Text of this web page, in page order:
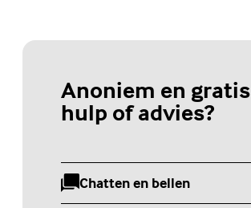
Anoniem en gratis
hulp of advies?
Chatten en bellen
(Externe link)